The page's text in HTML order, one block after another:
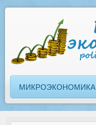
МИКРОЭКОНОМИКА